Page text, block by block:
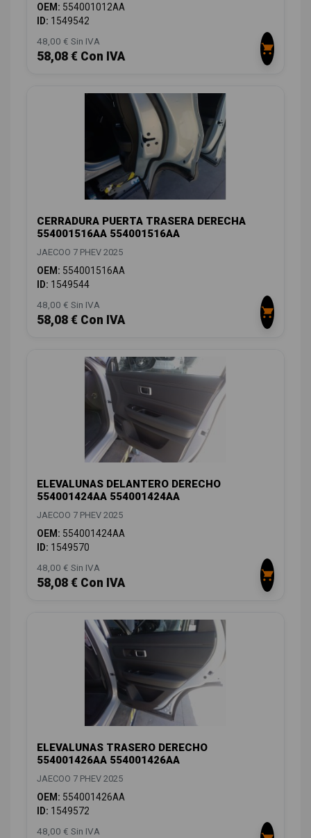
OEM: 554001012AA
ID: 1549542
48,00 € Sin IVA
58,08 € Con IVA
CERRADURA PUERTA TRASERA DERECHA
554001516AA 554001516AA
JAECOO 7 PHEV 2025
OEM: 554001516AA
ID: 1549544
48,00 € Sin IVA
58,08 € Con IVA
ELEVALUNAS DELANTERO DERECHO
554001424AA 554001424AA
JAECOO 7 PHEV 2025
OEM: 554001424AA
ID: 1549570
48,00 € Sin IVA
58,08 € Con IVA
ELEVALUNAS TRASERO DERECHO
554001426AA 554001426AA
JAECOO 7 PHEV 2025
OEM: 554001426AA
ID: 1549572
48,00 € Sin IVA